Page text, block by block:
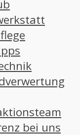
bei uns